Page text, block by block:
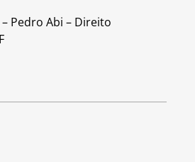
Pedro Abi – Direito